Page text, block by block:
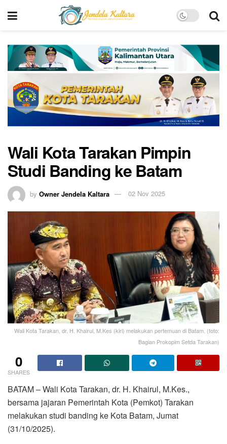
Wali Kota Tarakan Pimpin
Studi Banding ke Batam
by Owner Jendela Kaltara 02 Nov 2025
Wali Kota Tarakan, dr. H. Khairul, M.Kes (kiri) melakukan pertemuan di Batam. (foto:
Bagian Prokopim Setda Tarakan)
0
SHARES
BATAM – Wali Kota Tarakan, dr. H. Khairul, M.Kes.,
bersama jajaran Pemerintah Kota (Pemkot) Tarakan
melakukan studi banding ke Kota Batam, Jumat
(31/10/2025).